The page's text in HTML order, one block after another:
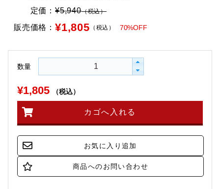
定価： ¥5,940（税込）
販売価格： ¥1,805 （税込） 70%OFF
数量
¥1,805 （税込）